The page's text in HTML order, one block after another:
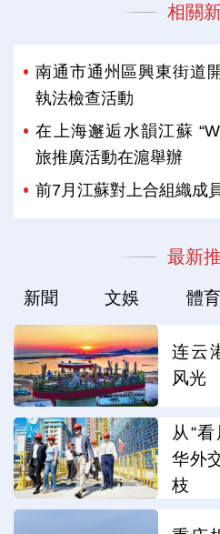
相關
南通市通州區興東街道
執法檢查活動
在上海邂逅水韻江蘇
旅推廣活動在滬舉辦
前7月江蘇對上合組織成
最新
新聞 文娛 體育
连云
风光
从“
华外
枝